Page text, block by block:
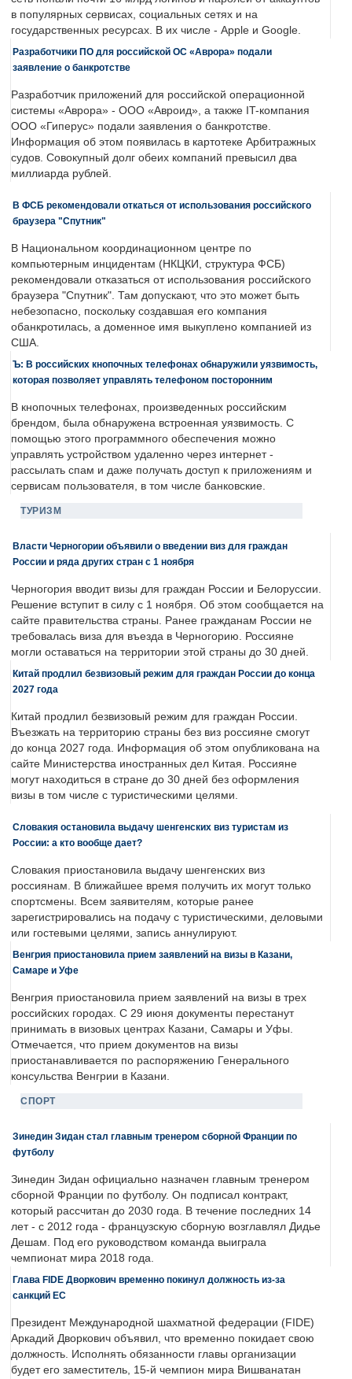
в популярных сервисах, социальных сетях и на
государственных ресурсах. В их числе - Apple и Google.
Разработчики ПО для российской ОС «Аврора» подали
заявление о банкротстве
Разработчик приложений для российской операционной
системы «Аврора» - ООО «Авроид», а также IT-компания
ООО «Гиперус» подали заявления о банкротстве.
Информация об этом появилась в картотеке Арбитражных
судов. Совокупный долг обеих компаний превысил два
миллиарда рублей.
В ФСБ рекомендовали откаться от использования российского
браузера "Спутник"
В Национальном координационном центре по
компьютерным инцидентам (НКЦКИ, структура ФСБ)
рекомендовали отказаться от использования российского
браузера "Спутник". Там допускают, что это может быть
небезопасно, поскольку создавшая его компания
обанкротилась, а доменное имя выкуплено компанией из
США.
Ъ: В российских кнопочных телефонах обнаружили уязвимость,
которая позволяет управлять телефоном посторонним
В кнопочных телефонах, произведенных российским
брендом, была обнаружена встроенная уязвимость. С
помощью этого программного обеспечения можно
управлять устройством удаленно через интернет -
рассылать спам и даже получать доступ к приложениям и
сервисам пользователя, в том числе банковские.
ТУРИЗМ
Власти Черногории объявили о введении виз для граждан
России и ряда других стран с 1 ноября
Черногория вводит визы для граждан России и Белоруссии.
Решение вступит в силу с 1 ноября. Об этом сообщается на
сайте правительства страны. Ранее гражданам России не
требовалась виза для въезда в Черногорию. Россияне
могли оставаться на территории этой страны до 30 дней.
Китай продлил безвизовый режим для граждан России до конца
2027 года
Китай продлил безвизовый режим для граждан России.
Въезжать на территорию страны без виз россияне смогут
до конца 2027 года. Информация об этом опубликована на
сайте Министерства иностранных дел Китая. Россияне
могут находиться в стране до 30 дней без оформления
визы в том числе с туристическими целями.
Словакия остановила выдачу шенгенских виз туристам из
России: а кто вообще дает?
Словакия приостановила выдачу шенгенских виз
россиянам. В ближайшее время получить их могут только
спортсмены. Всем заявителям, которые ранее
зарегистрировались на подачу с туристическими, деловыми
или гостевыми целями, запись аннулируют.
Венгрия приостановила прием заявлений на визы в Казани,
Самаре и Уфе
Венгрия приостановила прием заявлений на визы в трех
российских городах. С 29 июня документы перестанут
принимать в визовых центрах Казани, Самары и Уфы.
Отмечается, что прием документов на визы
приостанавливается по распоряжению Генерального
консульства Венгрии в Казани.
СПОРТ
Зинедин Зидан стал главным тренером сборной Франции по
футболу
Зинедин Зидан официально назначен главным тренером
сборной Франции по футболу. Он подписал контракт,
который рассчитан до 2030 года. В течение последних 14
лет - с 2012 года - французскую сборную возглавлял Дидье
Дешам. Под его руководством команда выиграла
чемпионат мира 2018 года.
Глава FIDE Дворкович временно покинул должность из-за
санкций ЕС
Президент Международной шахматной федерации (FIDE)
Аркадий Дворкович объявил, что временно покидает свою
должность. Исполнять обязанности главы организации
будет его заместитель, 15-й чемпион мира Вишванатан